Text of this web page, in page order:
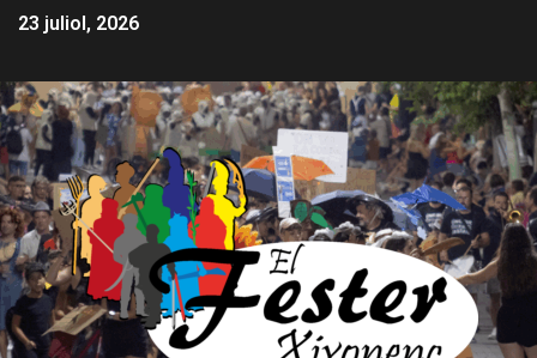
23 juliol, 2026